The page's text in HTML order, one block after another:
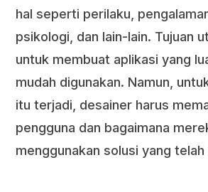
hal seperti perilaku,
psikologi, dan lain-lain. Tujuan
untuk membuat aplikasi yang
mudah digunakan. Namun,
itu terjadi, desainer harus
pengguna dan bagaimana
menggunakan solusi yang telah